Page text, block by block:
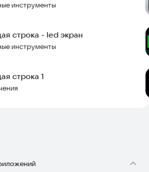
инструменты
строка - led экран
инструменты
строка 1